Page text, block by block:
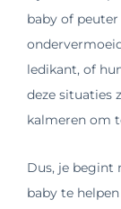
baby of
ledikant, of
deze situaties
kalmeren om
Dus, je begint
baby te